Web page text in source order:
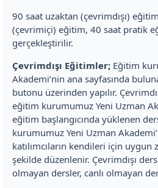
90 saat uzaktan (çevrimdışı)
(çevrimiçi) eğitim, 40 saat pratik
gerçekleştirilir.
Çevrimdışı Eğitimler; Eğitim
Akademi’nin ana sayfasında
butonu üzerinden yapılır.
eğitim kurumumuz Yeni Uzman
eğitim başlangıcında yüklenen
kurumumuz Yeni Uzman
katılımcıların kendileri için
şekilde düzenlenir. Çevrimdışı
olmayan dersler, canlı olmayan